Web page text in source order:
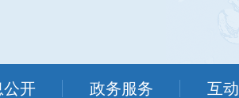
公开 政务服务 互